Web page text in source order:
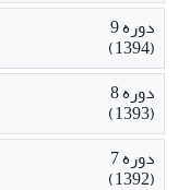
دوره 9
(1394)
دوره 8
(1393)
دوره 7
(1392)